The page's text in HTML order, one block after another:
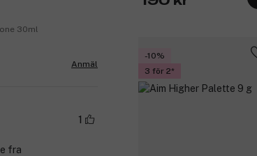
-10%
3 för 2
30ml
Anmäl
1
fra